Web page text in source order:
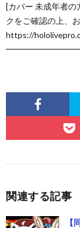
[カバー 未成年者の
クをご確認の上、
https://
関連する記事